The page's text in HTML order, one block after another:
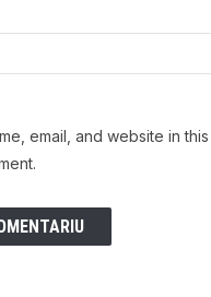
email, and website in